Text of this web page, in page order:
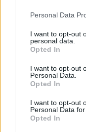
Personal Data
I want to opt-out
personal data.
Opted In
I want to opt-out
Personal Data.
Opted In
I want to opt-out
Personal Data
Opted In
για τα μαλλιά